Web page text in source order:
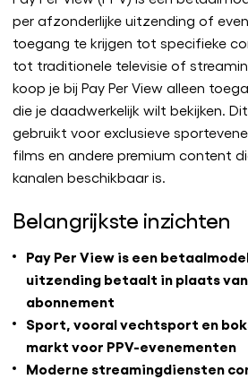
per afzonderlijke uitzending of
toegang te krijgen tot specifieke
tot traditionele televisie of
koop je bij Pay Per View alleen
die je daadwerkelijk wilt bekijken.
gebruikt voor exclusieve
films en andere premium content
kanalen beschikbaar is.
Belangrijkste inzichten
Pay Per View is een
uitzending betaalt in plaats
abonnement
Sport, vooral vechtsport en
markt voor PPV-evenementen
Moderne streamingdiensten